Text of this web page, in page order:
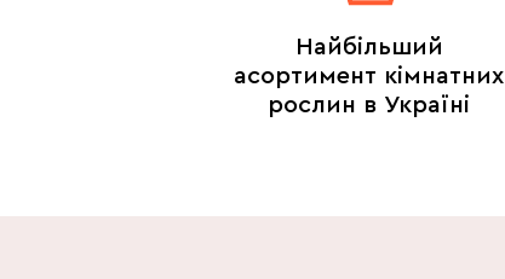
Найбільший
асортимент кімнатних
рослин в Україні